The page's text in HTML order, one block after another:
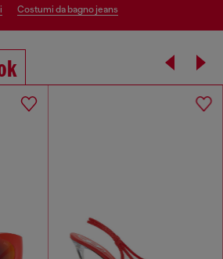
costumi da bagno jeans